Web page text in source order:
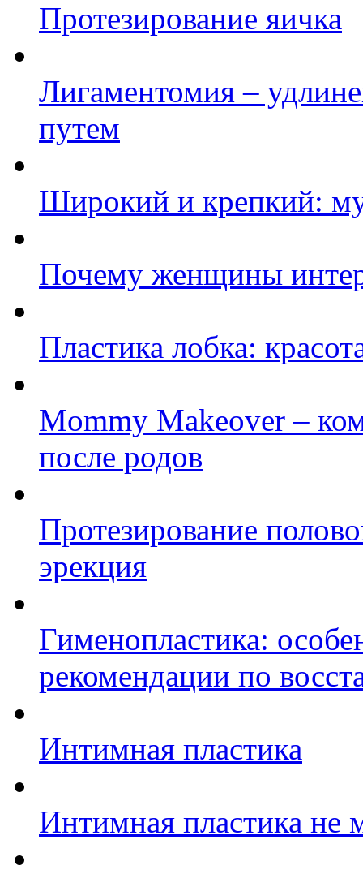
Протезирование яичка
Лигаментомия –
путем
Широкий и крепкий:
Почему женщины
Пластика лобка:
Mommy Makeover –
после родов
Протезирование
эрекция
Гименопластика:
рекомендации по
Интимная пластика
Интимная пластика не